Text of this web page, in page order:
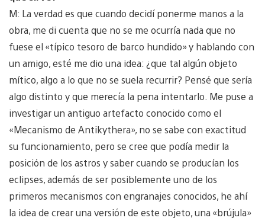
M: La verdad es que cuando decidí ponerme manos a la
obra, me di cuenta que no se me ocurría nada que no
fuese el «típico tesoro de barco hundido» y hablando con
un amigo, esté me dio una idea: ¿que tal algún objeto
mítico, algo a lo que no se suela recurrir? Pensé que sería
algo distinto y que merecía la pena intentarlo. Me puse a
investigar un antiguo artefacto conocido como el
«Mecanismo de Antikythera», no se sabe con exactitud
su funcionamiento, pero se cree que podía medir la
posición de los astros y saber cuando se producían los
eclipses, además de ser posiblemente uno de los
primeros mecanismos con engranajes conocidos, he ahí
la idea de crear una versión de este objeto, una «brújula»